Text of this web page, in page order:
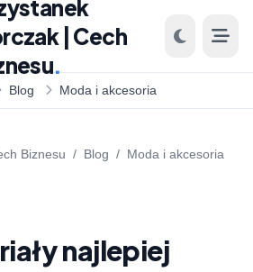
| Cech
.
Blog Moda i akcesoria
Biznesu / Blog / Moda i akcesoria
najlepiej